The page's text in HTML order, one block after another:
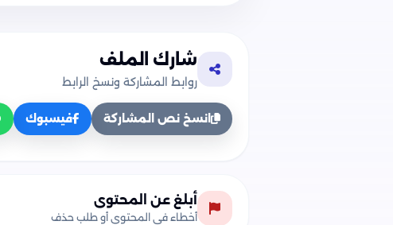
شارك الملف
روابط المشاركة ونسخ الرابط
انسخ نص المشاركة فيسبوك
أبلغ عن المحتوى
أخطاء في المحتوى أو طلب حذف